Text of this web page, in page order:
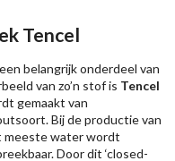
Tencel
belangrijk onderdeel van
van zo’n stof is Tencel
gemaakt van
Bij de productie van
meeste water wordt
Door dit ‘closed-